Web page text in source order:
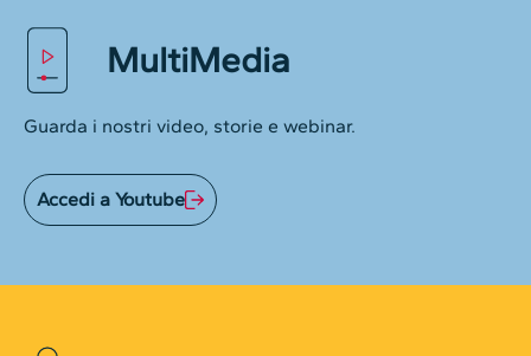
MultiMedia
Guarda i nostri video, storie e webinar.
Accedi a Youtube